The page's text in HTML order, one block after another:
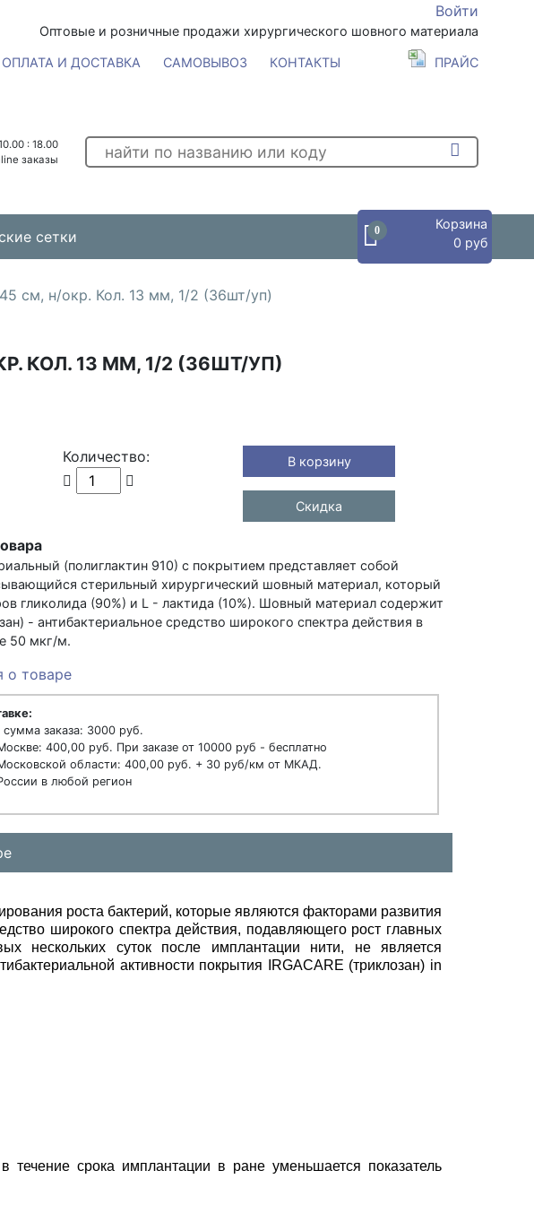
Войти
Оптовые и розничные продажи хирургического шовного материала
ОПЛАТА И ДОСТАВКА САМОВЫВОЗ КОНТАКТЫ ПРАЙС
: 18.00
заказы
сетки 0
Корзина
0 руб
см, н/окр. Кол. 13 мм, 1/2 (36шт/уп)
КОЛ. 13 ММ, 1/2 (36ШТ/УП)
Количество: В корзину
Скидка
(полиглактин 910) с покрытием представляет собой
стерильный хирургический шовный материал, который
гликолида (90%) и L - лактида (10%). Шовный материал содержит
- антибактериальное средство широкого спектра действия в
50 мкг/м.
о товаре
заказа: 3000 руб.
400,00 руб. При заказе от 10000 руб - бесплатно
области: 400,00 руб. + 30 руб/км от МКАД.
в любой регион
роста бактерий, которые являются факторами развития
широкого спектра действия, подавляющего рост главных
нескольких суток после имплантации нити, не является
активности покрытия IRGACARE (триклозан) in
срока имплантации в ране уменьшается показатель